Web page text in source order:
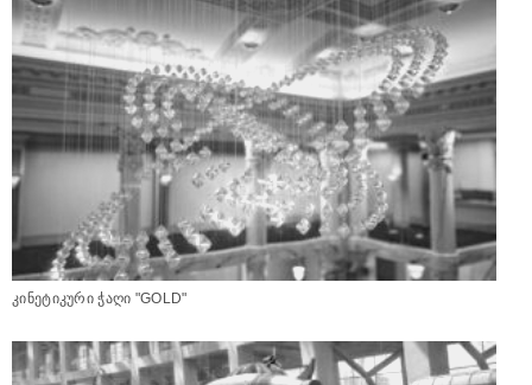
კინეტიკური ჭაღი "GOLD"